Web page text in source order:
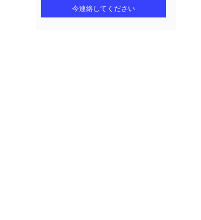
今連絡してください